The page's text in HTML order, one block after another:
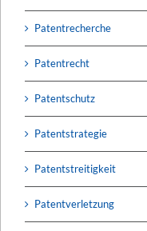
Patentrecherche
Patentrecht
Patentschutz
Patentstrategie
Patentstreitigkeit
Patentverletzung